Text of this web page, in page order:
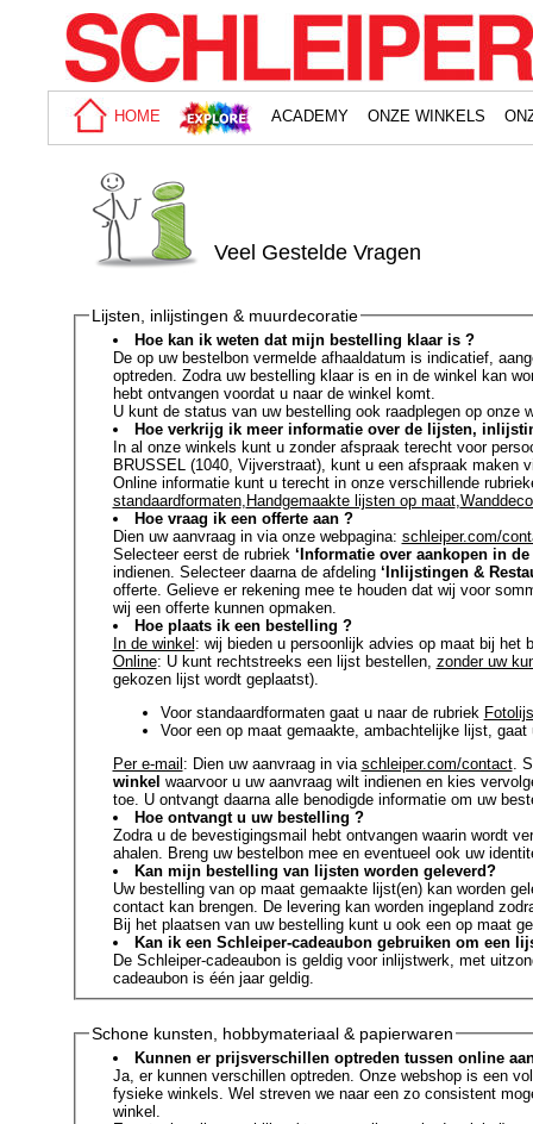
HOME ACADEMY ONZE WINKELS
Veel Gestelde Vragen
Lijsten, inlijstingen & muurdecoratie
Hoe kan ik weten dat mijn bestelling klaar is ?
De op uw bestelbon vermelde afhaaldatum is indicatief,
optreden. Zodra uw bestelling klaar is en in de winkel kan
hebt ontvangen voordat u naar de winkel komt.
U kunt de status van uw bestelling ook raadplegen op onze
Hoe verkrijg ik meer informatie over de lijsten,
In al onze winkels kunt u zonder afspraak terecht voor
BRUSSEL (1040, Vijverstraat), kunt u een afspraak maken
Online informatie kunt u terecht in onze verschillende
standaardformaten, Handgemaakte lijsten op maat,
Hoe vraag ik een offerte aan ?
Dien uw aanvraag in via onze webpagina: schleiper.com/
Selecteer eerst de rubriek ‘Informatie over aankopen in de
indienen. Selecteer daarna de afdeling ‘Inlijstingen &
offerte. Gelieve er rekening mee te houden dat wij voor
wij een offerte kunnen opmaken.
Hoe plaats ik een bestelling ?
In de winkel : wij bieden u persoonlijk advies op maat bij het
Online: U kunt rechtstreeks een lijst bestellen, zonder uw
gekozen lijst wordt geplaatst).
Voor standaardformaten gaat u naar de rubriek
Voor een op maat gemaakte, ambachtelijke lijst,
Per e-mail : Dien uw aanvraag in via schleiper.com/contact.
winkel waarvoor u uw aanvraag wilt indienen en kies
toe. U ontvangt daarna alle benodigde informatie om uw
Hoe ontvangt u uw bestelling ?
Zodra u de bevestigingsmail hebt ontvangen waarin wordt
ahalen. Breng uw bestelbon mee en eventueel ook uw
Kan mijn bestelling van lijsten worden geleverd?
Uw bestelling van op maat gemaakte lijst(en) kan worden
contact kan brengen. De levering kan worden ingepland
Bij het plaatsen van uw bestelling kunt u ook een op maat
Kan ik een Schleiper-cadeaubon gebruiken om een
De Schleiper-cadeaubon is geldig voor inlijstwerk, met
cadeaubon is één jaar geldig.
Schone kunsten, hobbymateriaal & papierwaren
Kunnen er prijsverschillen optreden tussen online
Ja, er kunnen verschillen optreden. Onze webshop is een
fysieke winkels. Wel streven we naar een zo consistent
winkel.